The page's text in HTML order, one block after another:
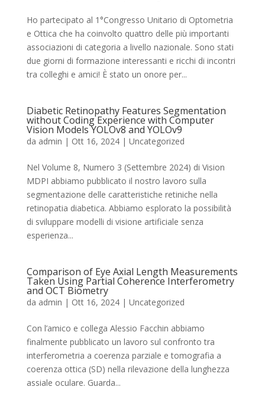
Ho partecipato al 1°Congresso Unitario di Optometria
e Ottica che ha coinvolto quattro delle più importanti
associazioni di categoria a livello nazionale. Sono stati
due giorni di formazione interessanti e ricchi di incontri
tra colleghi e amici! È stato un onore per...
Diabetic Retinopathy Features Segmentation
without Coding Experience with Computer
Vision Models YOLOv8 and YOLOv9
da admin | Ott 16, 2024| Uncategorized
Nel Volume 8, Numero 3 (Settembre 2024) di Vision
MDPI abbiamo pubblicato il nostro lavoro sulla
segmentazione delle caratteristiche retiniche nella
retinopatia diabetica. Abbiamo esplorato la possibilità
di sviluppare modelli di visione artificiale senza
esperienza...
Comparison of Eye Axial Length Measurements
Taken Using Partial Coherence Interferometry
and OCT Biometry
da admin | Ott 16, 2024| Uncategorized
Con l’amico e collega Alessio Facchin abbiamo
finalmente pubblicato un lavoro sul confronto tra
interferometria a coerenza parziale e tomografia a
coerenza ottica (SD) nella rilevazione della lunghezza
assiale oculare. Guarda...